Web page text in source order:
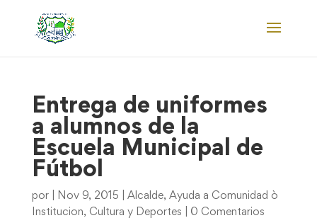
Entrega de uniformes
a alumnos de la
Escuela Municipal de
Fútbol
por Nov 9, 2015 Alcalde, Ayuda a Comunidad ò
Institucion, Cultura y Deportes 0 Comentarios